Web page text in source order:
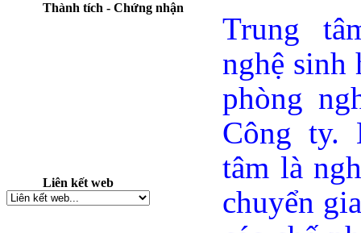
Thành tích - Chứng nhận
Liên kết web
Trung
nghệ sinh
phòng
Công ty.
tâm là
chuyển